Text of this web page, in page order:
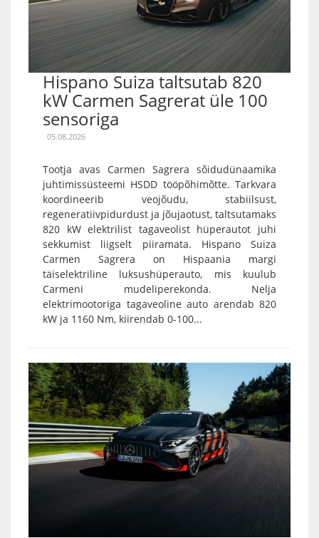
Hispano Suiza taltsutab 820
kW Carmen Sagrerat üle 100
sensoriga
05.08.2026
Tootja avas Carmen Sagrera sõidudünaamika
juhtimissüsteemi HSDD tööpõhimõtte. Tarkvara
koordineerib veojõudu, stabiilsust,
regeneratiivpidurdust ja jõujaotust, taltsutamaks
820 kW elektrilist tagaveolist hüperautot juhi
sekkumist liigselt piiramata. Hispano Suiza
Carmen Sagrera on Hispaania margi
täiselektriline luksushüperauto, mis kuulub
Carmeni mudeliperekonda. Nelja
elektrimootoriga tagaveoline auto arendab 820
kW ja 1160 Nm, kiirendab 0-100...